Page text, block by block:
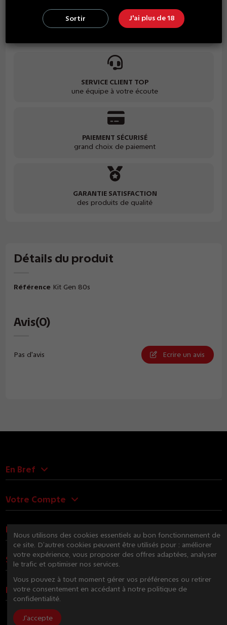
LIVRAISON GRATUITE
SERVICE CLIENT TOP
une équipe à votre écoute
PAIEMENT SÉCURISÉ
grand choix de paiement
GARANTIE SATISFACTION
des produits de qualité
Détails du produit
Référence Kit Gen 80s
Avis(0)
Pas d'avis Ecrire un avis
En Bref
Votre Compte
Nous Contacter
Sortir J'ai plus de 18
Suivez-nous
Newsletter
Nous utilisons des cookies essentiels au bon fonctionnement de
ce site. D’autres cookies peuvent être utilisés pour : améliorer
votre expérience, vous proposer des offres adaptées, analyser
le trafic et optimiser nos services.
Vous pouvez à tout moment gérer vos préférences ou retirer
votre consentement en accédant à notre politique de
confidentialité.
J'accepte